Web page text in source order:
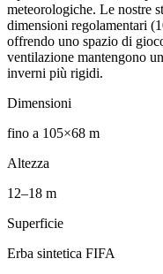
meteorologiche. Le nostre
dimensioni regolamentari
offrendo uno spazio di
ventilazione mantengono
inverni più rigidi.
Dimensioni
fino a 105×68 m
Altezza
12–18 m
Superficie
Erba sintetica FIFA